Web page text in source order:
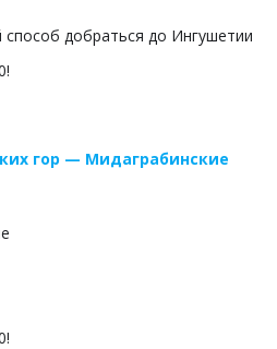
добраться до Ингушетии
гор — Мидаграбинские